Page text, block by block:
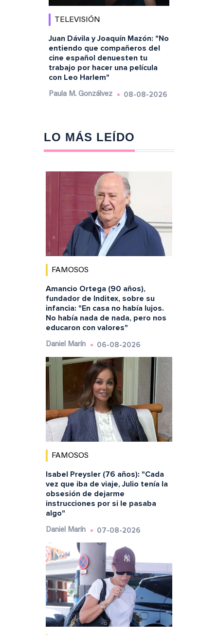
TELEVISIÓN
Juan Dávila y Joaquín Mazón: "No
entiendo que compañeros del
cine español denuesten tu
trabajo por hacer una película
con Leo Harlem"
Paula M. Gonzálvez 08-08-2026
LO MÁS LEÍDO
FAMOSOS
Amancio Ortega (90 años),
fundador de Inditex, sobre su
infancia: "En casa no había lujos.
No había nada de nada, pero nos
educaron con valores"
Daniel Marín 06-08-2026
FAMOSOS
Isabel Preysler (76 años): "Cada
vez que iba de viaje, Julio tenía la
obsesión de dejarme
instrucciones por si le pasaba
algo"
Daniel Marín 07-08-2026